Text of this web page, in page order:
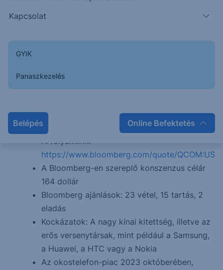
Kapcsolat
GYIK
Panaszkezelés
Belépés Online Befektetés
Földrajzi bontásban a 2023-as pénzügyi
(9%) és az Egyesült Államokban is (3,5%).
Forward P/E: A 2024-es pénzügyi év
P/E mutató 17,4; ugyanez a 2025-ös várható
profittal számolva 15,5.
Árfolyamlink:
https://www.bloomberg.com/quote/QCOM:US
A Bloomberg-en szereplő konszenzus célár
164 dollár
Bloomberg ajánlások: 23 vétel, 15 tartás, 2
eladás
Kockázatok: A nagy kínai kitettség, illetve az
erős versenytársak, mint például a Samsung,
a Huawei, a HTC vagy a Nokia
Az okostelefon-piac 2023 októberében,